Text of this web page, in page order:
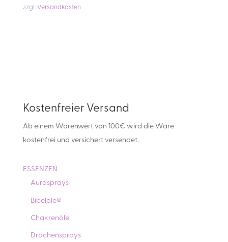
zzgl. Versandkosten
Kostenfreier Versand
Ab einem Warenwert von 100€ wird die Ware
kostenfrei und versichert versendet.
ESSENZEN
Aurasprays
Bibelöle®
Chakrenöle
Drachensprays